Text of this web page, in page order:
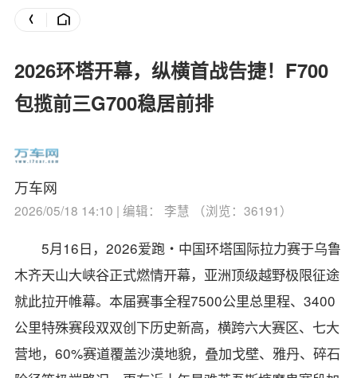
2026环塔开幕，纵横首战告捷！F700
包揽前三G700稳居前排
万车网
2026/05/18 14:10 | 编辑： 李慧 （浏览：36191）
5月16日，2026爱跑・中国环塔国际拉力赛于乌鲁
木齐天山大峡谷正式燃情开幕，亚洲顶级越野极限征途
就此拉开帷幕。本届赛事全程7500公里总里程、3400
公里特殊赛段双双创下历史新高，横跨六大赛区、七大
营地，60%赛道覆盖沙漠地貌，叠加戈壁、雅丹、碎石